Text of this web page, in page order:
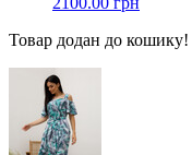
Товар додан до кошику!